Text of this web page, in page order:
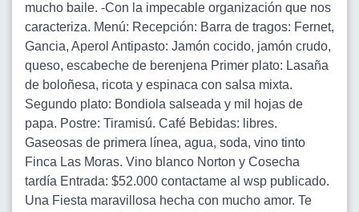
mucho baile. -Con la impecable organización que nos
caracteriza. Menú: Recepción: Barra de tragos: Fernet,
Gancia, Aperol Antipasto: Jamón cocido, jamón crudo,
queso, escabeche de berenjena Primer plato: Lasaña
de boloñesa, ricota y espinaca con salsa mixta.
Segundo plato: Bondiola salseada y mil hojas de
papa. Postre: Tiramisú. Café Bebidas: libres.
Gaseosas de primera línea, agua, soda, vino tinto
Finca Las Moras. Vino blanco Norton y Cosecha
tardía Entrada: $52.000 contactame al wsp publicado.
Una Fiesta maravillosa hecha con mucho amor. Te